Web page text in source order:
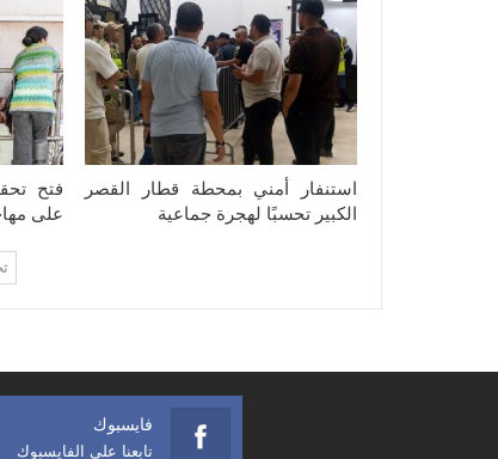
استنفار أمني بمحطة قطار القصر
الكبير تحسبًا لهجرة جماعية
فتح
على
فايسبوك
تابعنا على الفايسبوك